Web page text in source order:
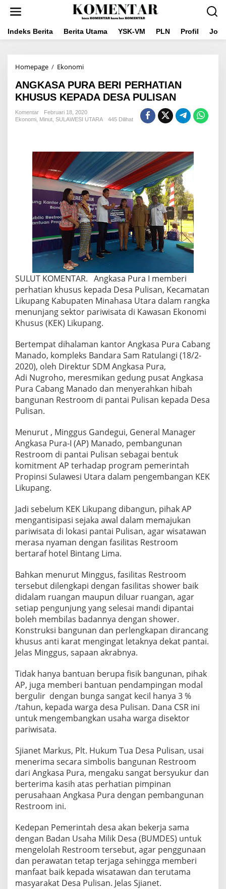
Indeks Berita Berita Utama YSK-VM PLN Profil
Homepage / EkonomiANGKASA
BERI
PERHATIAN
KHUSUS
KEPADA
DESA
ANGKASA PURA BERI PERHATIAN
KHUSUS KEPADA DESA PULISAN
Komentar
Februari 18, 2020
Ekonomi Minut SULAWESI UTARA 445 Dilihat
SULUT KOMENTAR. Angkasa Pura I memberi
perhatian khusus kepada Desa Pulisan, Kecamatan
Likupang Kabupaten Minahasa Utara dalam rangka
menunjang sektor pariwisata di Kawasan Ekonomi
Khusus (KEK) Likupang.
Bertempat dihalaman kantor Angkasa Pura Cabang
Manado, kompleks Bandara Sam Ratulangi (18/2-
2020), oleh Direktur SDM Angkasa Pura,
Adi Nugroho, meresmikan gedung pusat Angkasa
Pura Cabang Manado dan menyerahkan hibah
bangunan Restroom di pantai Pulisan kepada Desa
Pulisan.
Menurut , Minggus Gandegui, General Manager
Angkasa Pura-I (AP) Manado, pembangunan
Restroom di pantai Pulisan sebagai bentuk
komitment AP terhadap program pemerintah
Propinsi Sulawesi Utara dalam pengembangan KEK
Likupang.
Jadi sebelum KEK Likupang dibangun, pihak AP
mengantisipasi sejaka awal dalam memajukan
pariwisata di lokasi pantai Pulisan, agar wisatawan
merasa nyaman dengan fasilitas Restroom
bertaraf hotel Bintang Lima.
Bahkan menurut Minggus, fasilitas Restroom
tersebut dilengkapi dengan fasilitas shower baik
didalam ruangan maupun diluar ruangan, agar
setiap pengunjung yang selesai mandi dipantai
boleh membilas badannya dengan shower.
Konstruksi bangunan dan perlengkapan dirancang
khusus anti karat mengingat letaknya dekat pantai.
Jelas Minggus, sapaan akrabnya.
Tidak hanya bantuan berupa fisik bangunan, pihak
AP, juga memberi bantuan pendampingan modal
bergulir dengan bunga sangat kecil hanya 3 %
/tahun, kepada warga desa Pulisan. Dana CSR ini
untuk mengembangkan usaha warga disektor
pariwisata.
Sjianet Markus, Plt. Hukum Tua Desa Pulisan, usai
menerima secara simbolis bangunan Restroom
dari Angkasa Pura, mengaku sangat bersyukur dan
berterima kasih atas perhatian pimpinan
perusahaan Angkasa Pura dengan pembangunan
Restroom ini.
Kedepan Pemerintah desa akan bekerja sama
dengan Badan Usaha Milik Desa (BUMDES) untuk
mengelolah Restroom tersebut, agar penggunaan
dan perawatan tetap terjaga sehingga memberi
manfaat baik kepada wisatawan dan terutama
masyarakat Desa Pulisan. Jelas Sjianet.